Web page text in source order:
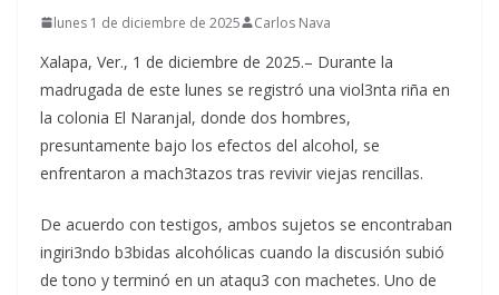
lunes 1 de diciembre de 2025 Carlos Nava
Xalapa, Ver., 1 de diciembre de 2025.– Durante la
madrugada de este lunes se registró una viol3nta riña en
la colonia El Naranjal, donde dos hombres,
presuntamente bajo los efectos del alcohol, se
enfrentaron a mach3tazos tras revivir viejas rencillas.
De acuerdo con testigos, ambos sujetos se encontraban
ingiri3ndo b3bidas alcohólicas cuando la discusión subió
de tono y terminó en un ataqu3 con machetes. Uno de